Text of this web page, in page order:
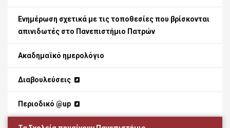
Ενημέρωση σχετικά με τις τοποθεσίες που βρίσκονται
απινιδωτές στο Πανεπιστήμιο Πατρών
Ακαδημαϊκό ημερολόγιο
Διαβουλεύσεις
Περιοδικό @up